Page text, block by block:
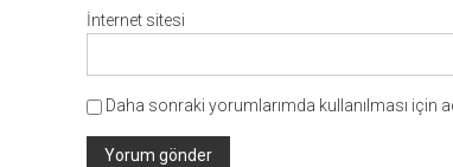
İnternet sitesi
Daha sonraki yorumlarımda kullanılması için